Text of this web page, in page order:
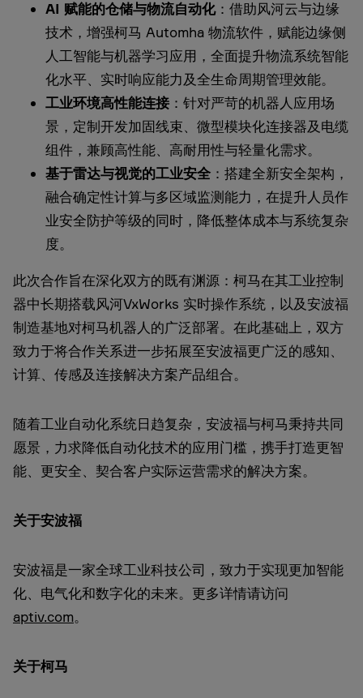
AI 赋能的仓储与物流自动化：借助风河云与边缘
技术，增强柯马 Automha 物流软件，赋能边缘侧
人工智能与机器学习应用，全面提升物流系统智能
化水平、实时响应能力及全生命周期管理效能。
工业环境高性能连接 ：针对严苛的机器人应用场
景，定制开发加固线束、微型模块化连接器及电缆
组件，兼顾高性能、高耐用性与轻量化需求。
基于雷达与视觉的工业安全 ：搭建全新安全架构，
融合确定性计算与多区域监测能力，在提升人员作
业安全防护等级的同时，降低整体成本与系统复杂
度。
此次合作旨在深化双方的既有渊源：柯马在其工业控制
器中长期搭载风河VxWorks 实时操作系统，以及安波福
制造基地对柯马机器人的广泛部署。在此基础上，双方
致力于将合作关系进一步拓展至安波福更广泛的感知、
计算、传感及连接解决方案产品组合。
随着工业自动化系统日趋复杂，安波福与柯马秉持共同
愿景，力求降低自动化技术的应用门槛，携手打造更智
能、更安全、契合客户实际运营需求的解决方案。
关于安波福
安波福是一家全球工业科技公司，致力于实现更加智能
化、电气化和数字化的未来。更多详情请访问
aptiv.com。
关于柯马